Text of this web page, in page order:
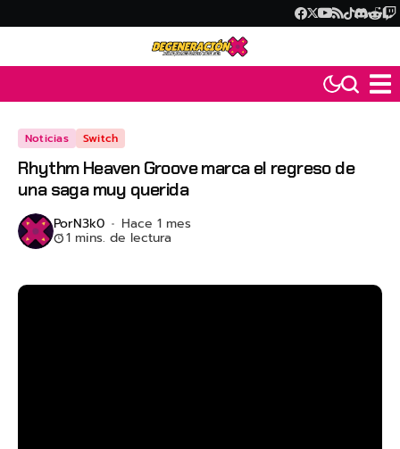
Noticias Switch
Rhythm Heaven Groove marca el regreso de
una saga muy querida
PorN3k0 Hace 1 mes
1 mins. de lectura